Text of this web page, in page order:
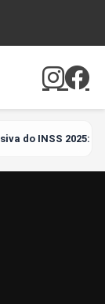
do INSS 2025: